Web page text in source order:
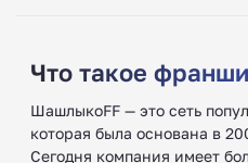
Что такое
ШашлыкоFF — это сеть
которая была основана в
Сегодня компания имеет